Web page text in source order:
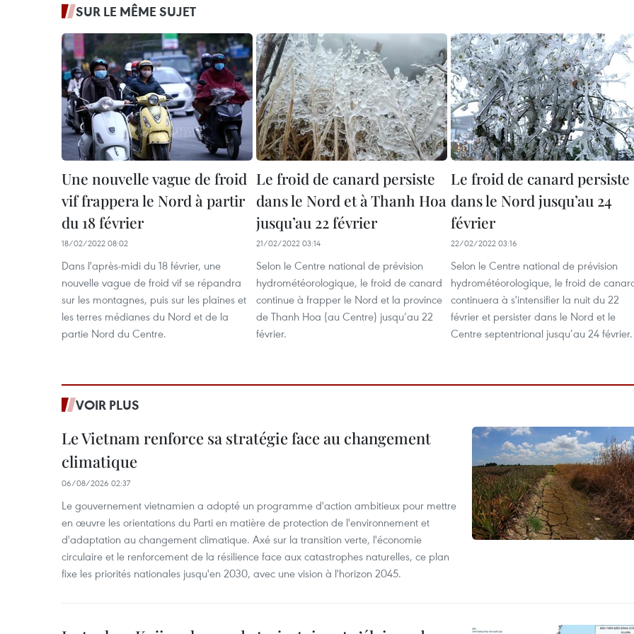
SUR LE MÊME SUJET
Une nouvelle vague de froid
vif frappera le Nord à partir
du 18 février
18/02/2022 08:02
Dans l'après-midi du 18 février, une
nouvelle vague de froid vif se répandra
sur les montagnes, puis sur les plaines et
les terres médianes du Nord et de la
partie Nord du Centre.
Le froid de canard persiste
dans le Nord et à Thanh Hoa
jusqu’au 22 février
21/02/2022 03:14
Selon le Centre national de prévision
hydrométéorologique, le froid de canard
continue à frapper le Nord et la province
de Thanh Hoa (au Centre) jusqu’au 22
février.
Le froid de canard persiste
dans le Nord jusqu’au 24
février
22/02/2022 03:16
Selon le Centre national de prévision
hydrométéorologique, le froid de
continuera à s'intensifier la nuit du 22
février et persister dans le Nord et le
Centre septentrional jusqu’au 24 février.
VOIR PLUS
Le Vietnam renforce sa stratégie face au changement
climatique
06/08/2026 02:37
Le gouvernement vietnamien a adopté un programme d'action ambitieux pour mettre
en œuvre les orientations du Parti en matière de protection de l'environnement et
d'adaptation au changement climatique. Axé sur la transition verte, l'économie
circulaire et le renforcement de la résilience face aux catastrophes naturelles, ce plan
fixe les priorités nationales jusqu'en 2030, avec une vision à l'horizon 2045.